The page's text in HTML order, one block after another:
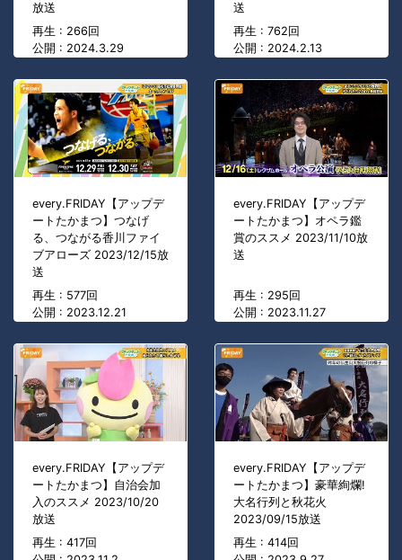
放送
再生 : 266回
公開 : 2024.3.29
送
再生 : 762回
公開 : 2024.2.13
every.FRIDAY【アップデ
ートたかまつ】つなげ
る、つながる香川ファイ
ブアローズ 2023/12/15放
送
再生 : 577回
公開 : 2023.12.21
every.FRIDAY【アップデ
ートたかまつ】オペラ鑑
賞のススメ 2023/11/10放
送
再生 : 295回
公開 : 2023.11.27
every.FRIDAY【アップデ
ートたかまつ】自治会加
入のススメ 2023/10/20
放送
再生 : 417回
every.FRIDAY【アップデ
ートたかまつ】豪華絢爛!
大名行列と秋花火
2023/09/15放送
再生 : 414回